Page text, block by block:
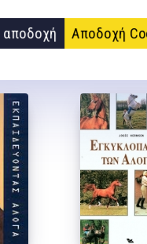
Αποδοχή